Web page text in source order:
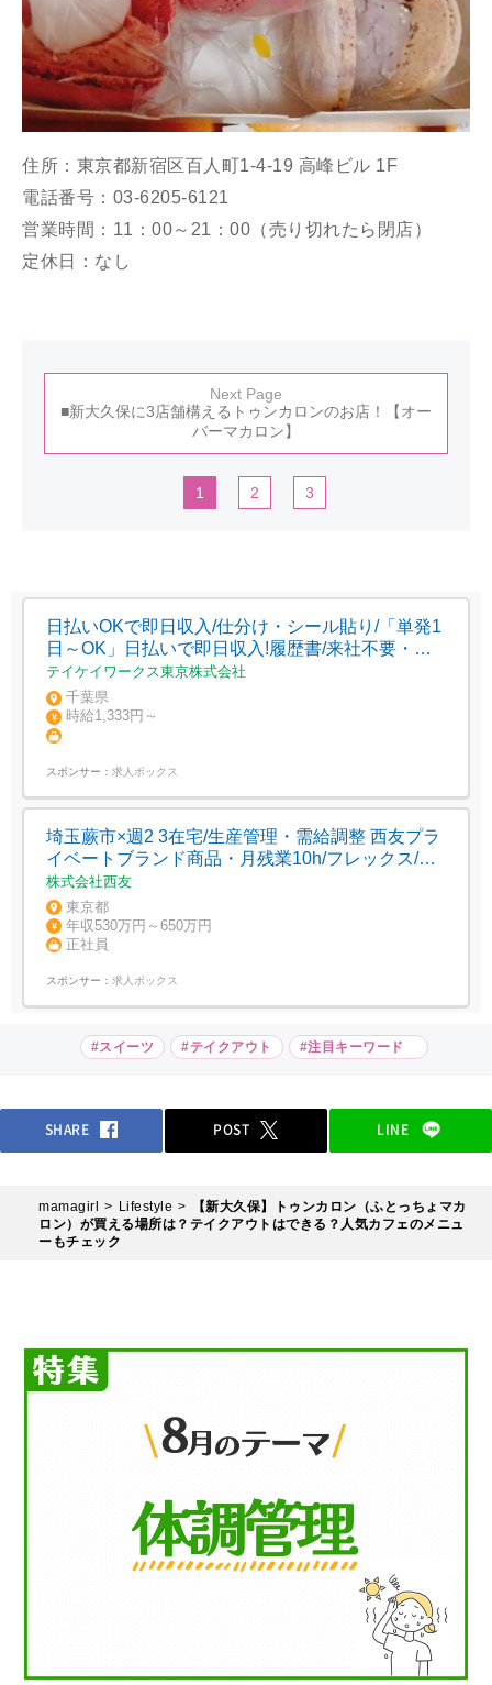
住所：東京都新宿区百人町1-4-19 高峰ビル 1F
電話番号：03-6205-6121
営業時間：11：00～21：00（売り切れたら閉店）
定休日：なし
Next Page
■新大久保に3店舗構えるトゥンカロンのお店！【オー
バーマカロン】
1 2 3
日払いOKで即日収入/仕分け・シール貼り/「単発1
日～OK」日払いで即日収入!履歴書/来社不要・
WEB面接OK 簡単オンライン登録/千葉県/千葉市稲
毛区
テイケイワークス東京株式会社
千葉県
時給1,333円～
スポンサー： 求人ボックス
埼玉蕨市×週2 3在宅/生産管理・需給調整 西友プラ
イベートブランド商品・月残業10h/フレックス/食
品系生産管理
株式会社西友
東京都
年収530万円～650万円
正社員
スポンサー： 求人ボックス
#スイーツ #テイクアウト #注目キーワード
SHARE POST LINE
mamagirl Lifestyle
【新大久保】トゥンカロン（ふとっちょマカ
ロン）が買える場所は？テイクアウトはできる？人気カフェのメニュ
ーもチェック